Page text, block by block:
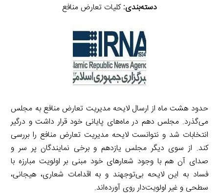
دسته‌بندی:کلیات تعارض منافع
حدود هشت ماه از ارسال لایحه مدیریت تعارض منافع به مجلس
می‌گذرد. مجلس دهم در ماه‌های پایانی خود قرار داشت و درگیر
انتخابات شد و نتوانست لایحه مدیریت تعارض منافع را بررسی
کند. از سوی دیگر مجلس یازدهم و برخی نمایندگان پر سر و
صدای آن هم با وجود شعارهای خود مبنی بر اولویت مبارزه با
فساد به این لایحه بی‌توجهند و به اقدامات شعاری، هیجانی،
سطحی و غیر اولویت‌دار روی آورده‌اند.